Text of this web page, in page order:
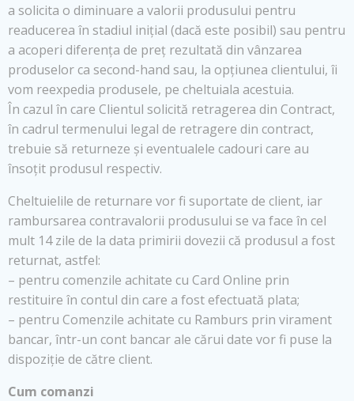
a solicita o diminuare a valorii produsului pentru
readucerea în stadiul inițial (dacă este posibil) sau pentru
a acoperi diferența de preț rezultată din vânzarea
produselor ca second-hand sau, la opțiunea clientului, îi
vom reexpedia produsele, pe cheltuiala acestuia.
În cazul în care Clientul solicită retragerea din Contract,
în cadrul termenului legal de retragere din contract,
trebuie să returneze și eventualele cadouri care au
însoțit produsul respectiv.
Cheltuielile de returnare vor fi suportate de client, iar
rambursarea contravalorii produsului se va face în cel
mult 14 zile de la data primirii dovezii că produsul a fost
returnat, astfel:
– pentru comenzile achitate cu Card Online prin
restituire în contul din care a fost efectuată plata;
– pentru Comenzile achitate cu Ramburs prin virament
bancar, într-un cont bancar ale cărui date vor fi puse la
dispoziție de către client.
Cum comanzi